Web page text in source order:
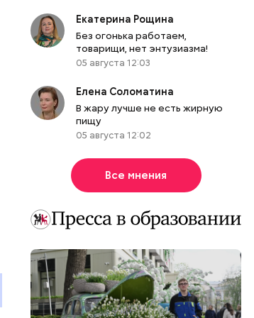
Екатерина Рощина
Без огонька работаем,
товарищи, нет энтузиазма!
05 августа 12:03
Елена Соломатина
В жару лучше не есть жирную
пищу
05 августа 12:02
Все мнения